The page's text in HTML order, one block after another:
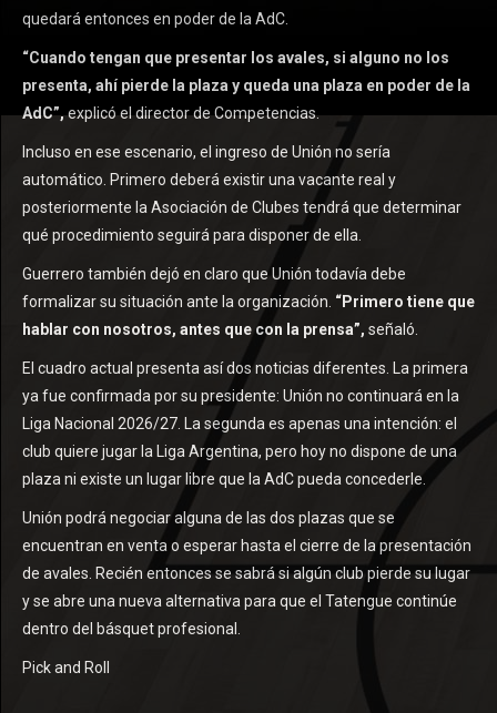
quedará entonces en poder de la AdC.
“Cuando tengan que presentar los avales, si alguno no los
presenta, ahí pierde la plaza y queda una plaza en poder de la
AdC”,explicó el director de Competencias.
Incluso en ese escenario, el ingreso de Unión no sería
automático. Primero deberá existir una vacante real y
posteriormente la Asociación de Clubes tendrá que determinar
qué procedimiento seguirá para disponer de ella.
Guerrero también dejó en claro que Unión todavía debe
formalizar su situación ante la organización. “Primero tiene que
hablar con nosotros, antes que con la prensa”, señaló.
El cuadro actual presenta así dos noticias diferentes. La primera
ya fue confirmada por su presidente: Unión no continuará en la
Liga Nacional 2026/27. La segunda es apenas una intención: el
club quiere jugar la Liga Argentina, pero hoy no dispone de una
plaza ni existe un lugar libre que la AdC pueda concederle.
Unión podrá negociar alguna de las dos plazas que se
encuentran en venta o esperar hasta el cierre de la presentación
de avales. Recién entonces se sabrá si algún club pierde su lugar
y se abre una nueva alternativa para que el Tatengue continúe
dentro del básquet profesional.
Pick and Roll